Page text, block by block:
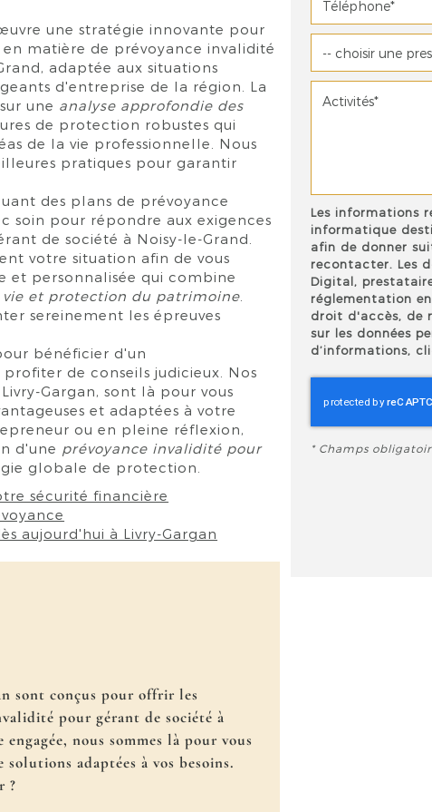
une stratégie innovante pour
matière de prévoyance invalidité
adaptée aux situations
d'entreprise de la région. La
une analyse approfondie des
de protection robustes qui
de la vie professionnelle. Nous
pratiques pour garantir
des plans de prévoyance
soin pour répondre aux exigences
de société à Noisy-le-Grand.
votre situation afin de vous
et personnalisée qui combine
et protection du patrimoine
sereinement les épreuves
bénéficier d'un
de conseils judicieux. Nos
Gargan, sont là pour vous
et adaptées à votre
ou en pleine réflexion,
d'une prévoyance invalidité pour
globale de protection.
sécurité financière
aujourd'hui à Livry-Gargan
sont conçus pour offrir les
pour gérant de société à
nous sommes là pour vous
adaptées à vos besoins.
?
Les informations
informatique
afin de donner
recontacter. Les
Digital,
réglementation
droit d'accès, de
sur les données
d’informations,
* Champs